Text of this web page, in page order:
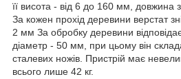
її висота - від 6 до 160 мм, довжина
За кожен прохід деревини верстат
2 мм За обробку деревини
діаметр - 50 мм, при цьому він
сталевих ножів. Пристрій має
всього лише 42 кг.